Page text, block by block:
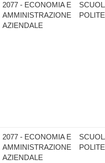
2077 - ECONOMIA E
AMMINISTRAZIONE
AZIENDALE
2077 - ECONOMIA E
AMMINISTRAZIONE
AZIENDALE